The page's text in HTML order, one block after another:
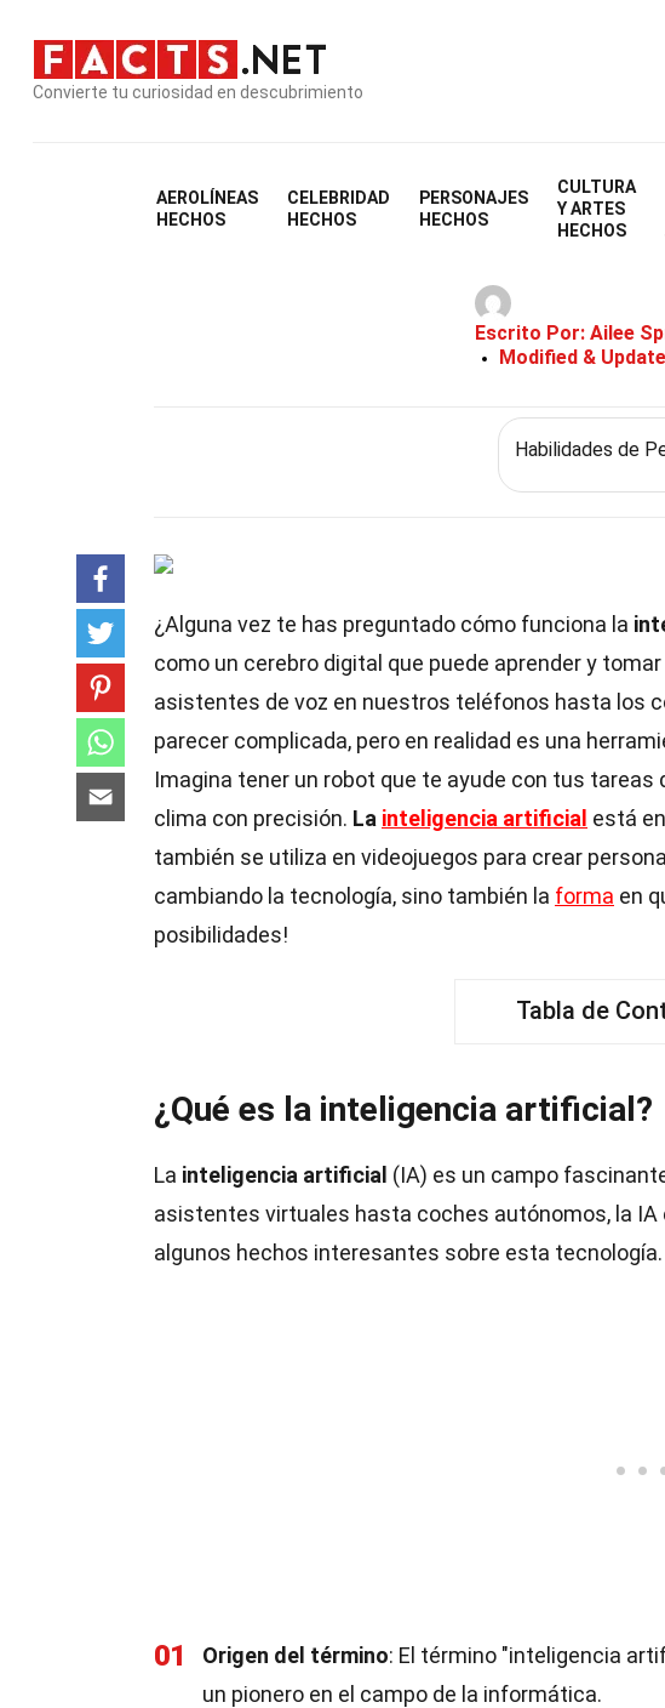
Convierte tu curiosidad en descubrimiento
AEROLÍNEAS
HECHOS
CELEBRIDAD
HECHOS
PERSONAJES
HECHOS
CULTURA
Y ARTES
HECHOS
Filosofía y
39
Escrito Por: Ailee
Modified &
Habilidades de
¿Alguna vez te has preguntado cómo funciona la
como un cerebro digital que puede aprender y
asistentes de voz en nuestros teléfonos hasta los
parecer complicada, pero en realidad es una
Imagina tener un robot que te ayude con tus tareas
clima con precisión. La inteligencia artificial está
también se utiliza en videojuegos para crear
cambiando la tecnología, sino también la forma en
posibilidades!
Tabla de
¿Qué es la inteligencia artificial?
La inteligencia artificial (IA) es un campo
asistentes virtuales hasta coches autónomos, la
algunos hechos interesantes sobre esta tecnología.
01 Origen del término: El término "inteligencia
un pionero en el campo de la informática.